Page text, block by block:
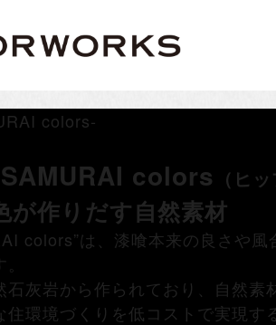
colors-
colors （ヒ
が作りだす自然素材
colors”は、漆喰本来の良さや
石灰岩から作られており、自然
住環境づくりを低コストで実現す